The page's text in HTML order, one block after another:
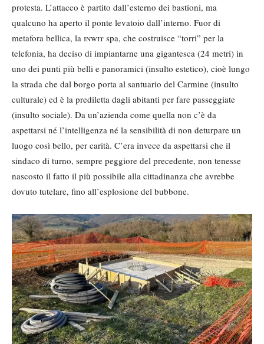
protesta. L’attacco è partito dall’esterno dei bastioni, ma
qualcuno ha aperto il ponte levatoio dall’interno. Fuor di
metafora bellica, la inwit spa, che costruisce “torri” per la
telefonia, ha deciso di impiantarne una gigantesca (24 metri) in
uno dei punti più belli e panoramici (insulto estetico), cioè lungo
la strada che dal borgo porta al santuario del Carmine (insulto
culturale) ed è la prediletta dagli abitanti per fare passeggiate
(insulto sociale). Da un’azienda come quella non c’è da
aspettarsi né l’intelligenza né la sensibilità di non deturpare un
luogo così bello, per carità. C’era invece da aspettarsi che il
sindaco di turno, sempre peggiore del precedente, non tenesse
nascosto il fatto il più possibile alla cittadinanza che avrebbe
dovuto tutelare, fino all’esplosione del bubbone.